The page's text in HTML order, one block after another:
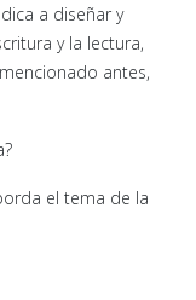
a diseñar y
y la lectura,
antes,
el tema de la